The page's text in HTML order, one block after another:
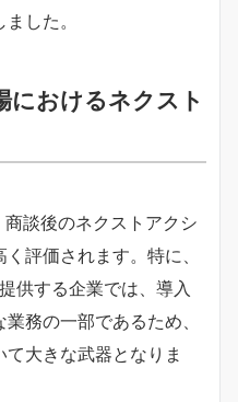
した。
におけるネクスト
談後のネクストアクシ
評価されます。特に、
供する企業では、導入
務の一部であるため、
大きな武器となりま